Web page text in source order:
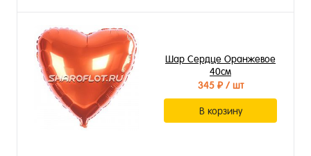
Шар Сердце Оранжевое
40см
345 ₽/ шт
В корзину